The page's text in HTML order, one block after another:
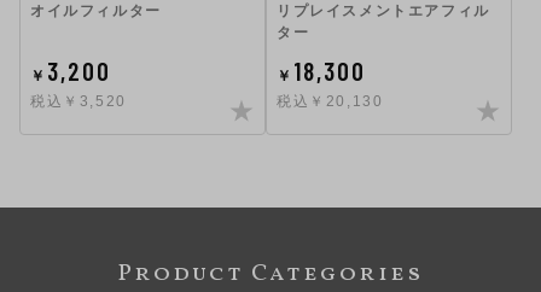
オイルフィルター
￥ 3,200
税込￥3,520
リプレイスメントエアフィル
ター
￥ 18,300
税込￥20,130
Product Categories